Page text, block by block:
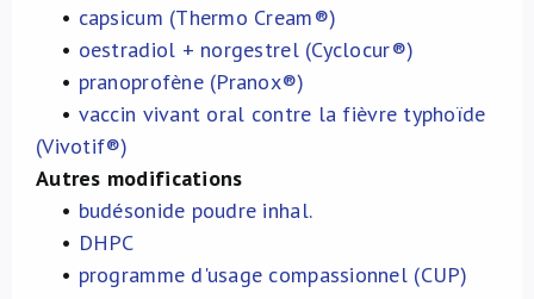
• capsicum (Thermo Cream®)
• oestradiol + norgestrel (Cyclocur®)
• pranoprofène (Pranox®)
• vaccin vivant oral contre la fièvre typhoïde
(Vivotif®)
Autres modifications
• budésonide poudre inhal.
• DHPC
• programme d'usage compassionnel (CUP)